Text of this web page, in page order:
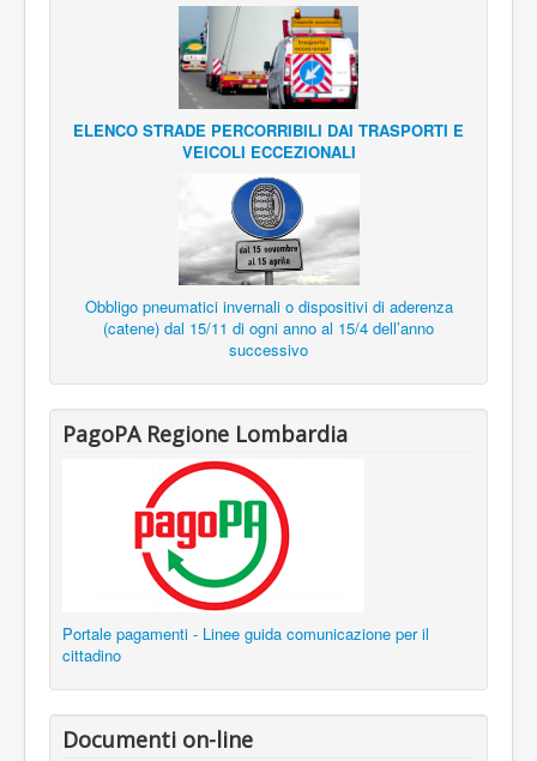
ELENCO STRADE PERCORRIBILI DAI TRASPORTI E
VEICOLI ECCEZIONALI
Obbligo pneumatici invernali o dispositivi di aderenza
(catene) dal 15/11 di ogni anno al 15/4 dell’anno
successivo
PagoPA Regione Lombardia
Portale pagamenti - Linee guida comunicazione per il
cittadino
Documenti on-line